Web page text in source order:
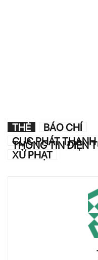
THẺ
BÁO CHÍ
CỤC PHÁT
THÔNG TIN ĐIỆN
XỬ PHẠT